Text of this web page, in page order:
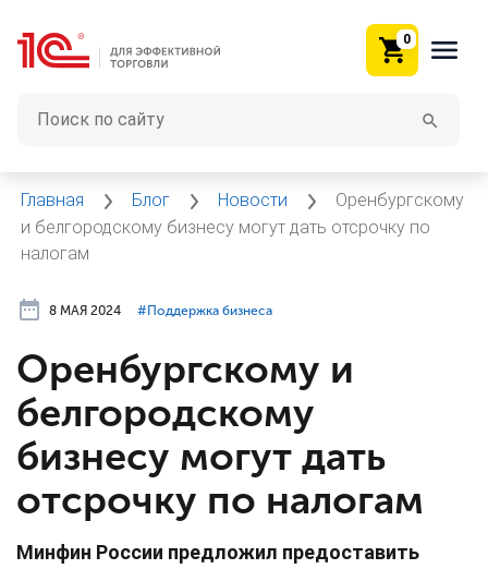
0
Главная Блог Новости
Оренбургскому
и белгородскому бизнесу могут дать отсрочку по
налогам
8 МАЯ 2024 #⁣Поддержка бизнеса
Оренбургскому и
белгородскому
бизнесу могут дать
отсрочку по налогам
Минфин России предложил предоставить